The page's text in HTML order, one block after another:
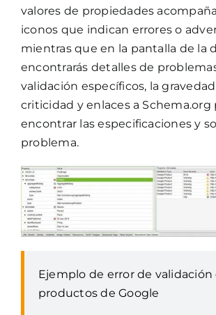
valores de propiedades
iconos que indican errores o
mientras que en la pantalla de la
encontrarás detalles de
validación específicos, la
criticidad y enlaces a Schema.org
encontrar las especificaciones y
problema.
Ejemplo de error de validación
productos de Google